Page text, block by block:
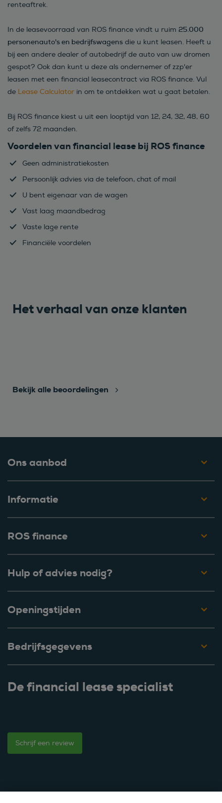
renteaftrek.
In de leasevoorraad van ROS finance vindt u ruim 25.000
personenauto's en bedrijfswagens die u kunt leasen. Heeft u
bij een andere dealer of autobedrijf de auto van uw dromen
gespot? Ook dan kunt u deze als ondernemer of zzp'er
leasen met een financial leasecontract via ROS finance. Vul
de Lease Calculator in om te ontdekken wat u gaat betalen.
Bij ROS finance kiest u uit een looptijd van 12, 24, 32, 48, 60
of zelfs 72 maanden.
Voordelen van financial lease bij ROS finance
Geen administratiekosten
Persoonlijk advies via de telefoon, chat of mail
U bent eigenaar van de wagen
Vast laag maandbedrag
Vaste lage rente
Financiële voordelen
Het verhaal van onze klanten
Bekijk alle beoordelingen
Ons aanbod
Informatie
ROS finance
Hulp of advies nodig?
Openingstijden
Bedrijfsgegevens
De financial lease specialist
Schrijf een review